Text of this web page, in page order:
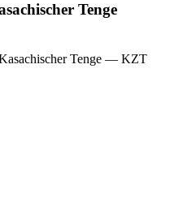
Tenge
Tenge — KZT